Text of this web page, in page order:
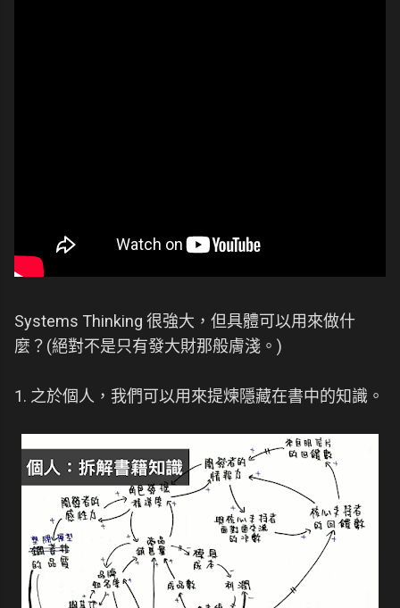
Systems Thinking 很強大，但具體可以用來做什
麼？(絕對不是只有發大財那般膚淺。)
1. 之於個人，我們可以用來提煉隱藏在書中的知識。